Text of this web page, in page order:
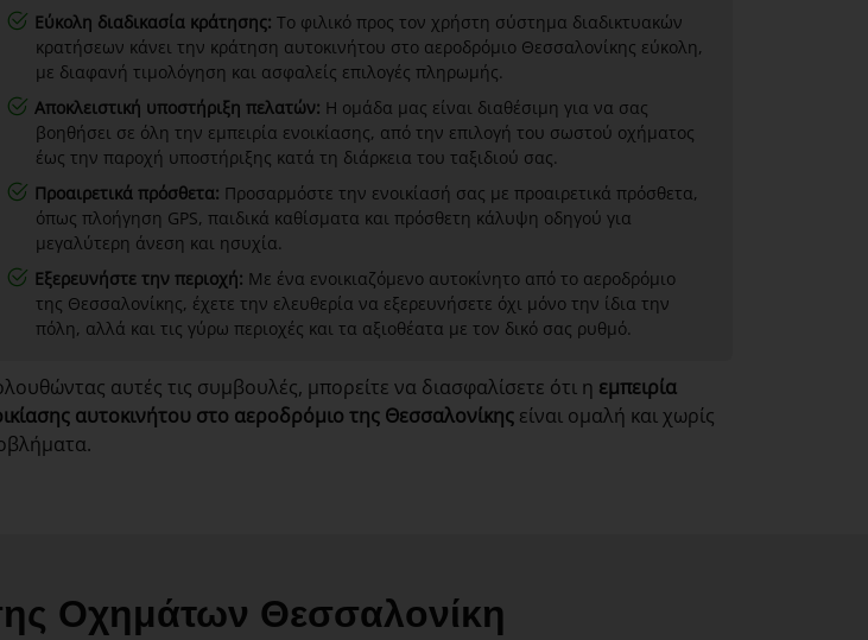
Εύκολη διαδικασία κράτησης: Το φιλικό προς τον χρήστη σύστημα διαδικτυακών
κρατήσεων κάνει την κράτηση αυτοκινήτου στο αεροδρόμιο Θεσσαλονίκης εύκολη,
με διαφανή τιμολόγηση και ασφαλείς επιλογές πληρωμής.
Αποκλειστική υποστήριξη πελατών: Η ομάδα μας είναι διαθέσιμη για να σας
βοηθήσει σε όλη την εμπειρία ενοικίασης, από την επιλογή του σωστού οχήματος
έως την παροχή υποστήριξης κατά τη διάρκεια του ταξιδιού σας.
Προαιρετικά πρόσθετα: Προσαρμόστε την ενοικίασή σας με προαιρετικά πρόσθετα,
όπως πλοήγηση GPS, παιδικά καθίσματα και πρόσθετη κάλυψη οδηγού για
μεγαλύτερη άνεση και ησυχία.
Εξερευνήστε την περιοχή: Με ένα ενοικιαζόμενο αυτοκίνητο από το αεροδρόμιο
της Θεσσαλονίκης, έχετε την ελευθερία να εξερευνήσετε όχι μόνο την ίδια την
πόλη, αλλά και τις γύρω περιοχές και τα αξιοθέατα με τον δικό σας ρυθμό.
αυτές τις συμβουλές, μπορείτε να διασφαλίσετε ότι η εμπειρία
αυτοκινήτου στο αεροδρόμιο της Θεσσαλονίκης είναι ομαλή και χωρίς
Οχημάτων Θεσσαλονίκη